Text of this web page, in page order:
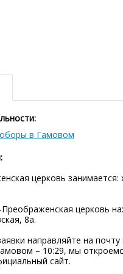
в Гамовом
церковь занимается:
церковь
8а.
направляйте на
– 10:29, мы
сайт.